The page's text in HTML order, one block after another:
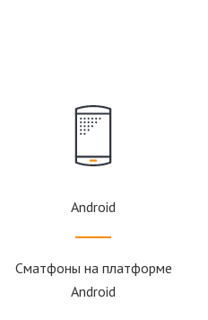
Android
Сматфоны на платформе
Android